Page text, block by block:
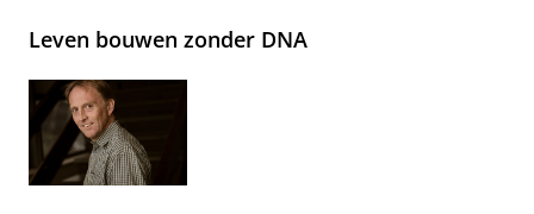
Leven bouwen zonder DNA